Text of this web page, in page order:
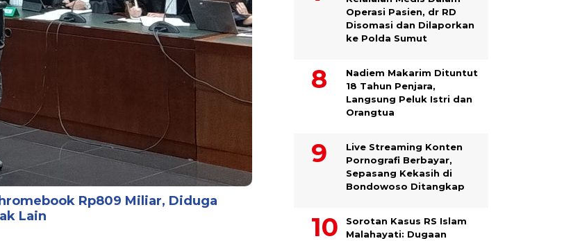
Rp809 Miliar, Diduga
Lain
Operasi Pasien, dr RD
Disomasi dan Dilaporkan
ke Polda Sumut
​Nadiem Makarim Dituntut
18 Tahun Penjara,
Langsung Peluk Istri dan
Orangtua
Live Streaming Konten
Pornografi Berbayar,
Sepasang Kekasih di
Bondowoso Ditangkap
Sorotan Kasus RS Islam
Malahayati: Dugaan